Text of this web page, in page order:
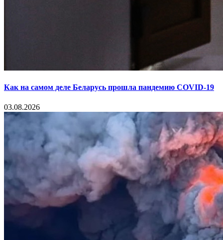
Как на самом деле Беларусь прошла пандемию COVID-19
03.08.2026